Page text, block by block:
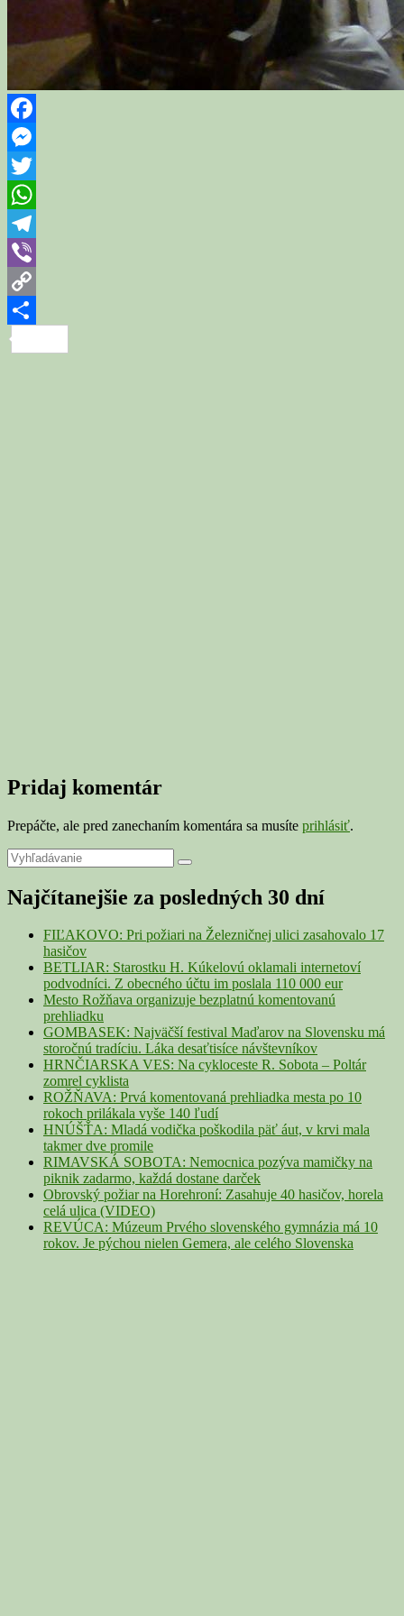
Facebook
Messenger
Twitter
WhatsApp
Telegram
Viber
Copy
Link
Pridaj komentár
Prepáčte, ale pred zanechaním komentára sa musíte prihlásiť.
Primary
Sidebar
Widget
Area
Search
for:
Search
Najčítanejšie za posledných 30 dní
FIĽAKOVO: Pri požiari na Železničnej ulici zasahovalo 17
hasičov
BETLIAR: Starostku H. Kúkelovú oklamali internetoví
podvodníci. Z obecného účtu im poslala 110 000 eur
Mesto Rožňava organizuje bezplatnú komentovanú
prehliadku
GOMBASEK: Najväčší festival Maďarov na Slovensku má
storočnú tradíciu. Láka desaťtisíce návštevníkov
HRNČIARSKA VES: Na cykloceste R. Sobota – Poltár
zomrel cyklista
ROŽŇAVA: Prvá komentovaná prehliadka mesta po 10
rokoch prilákala vyše 140 ľudí
HNÚŠŤA: Mladá vodička poškodila päť áut, v krvi mala
takmer dve promile
RIMAVSKÁ SOBOTA: Nemocnica pozýva mamičky na
piknik zadarmo, každá dostane darček
Obrovský požiar na Horehroní: Zasahuje 40 hasičov, horela
celá ulica (VIDEO)
REVÚCA: Múzeum Prvého slovenského gymnázia má 10
rokov. Je pýchou nielen Gemera, ale celého Slovenska